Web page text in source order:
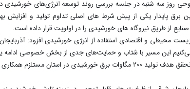
روز سه شنبه در جلسه بررسی روند توسعه انرژی‌های
برق پایدار یکی از پیش ‌شرط ‌های اصلی تداوم تولید و
از طریق نیروگاه ‌های خورشیدی را در اولویت قرار داده است.
زیست ‌محیطی و اقتصادی استفاده از انرژی خورشیدی افزود:
این مسیر با شتاب و حمایت‌های جدی از بخش خصوصی ادامه
روحی خاطرنشان کرد: تحقق هدف تولید ۲۰۰ مگاوات برق